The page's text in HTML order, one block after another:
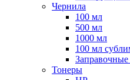
Чернила
100 мл
500 мл
1000 мл
100 мл
Тонеры